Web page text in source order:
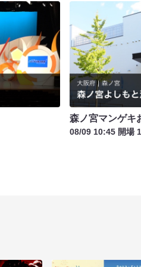
森ノ宮マンゲキ
08/09 10:45 開場